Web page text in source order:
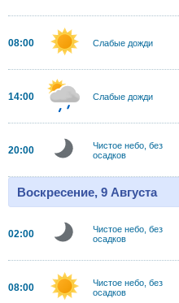
08:00 Слабые дожди
14:00 Слабые дожди
20:00
Чистое небо, без
осадков
Воскресение, 9 Августа
02:00
Чистое небо, без
осадков
08:00
Чистое небо, без
осадков